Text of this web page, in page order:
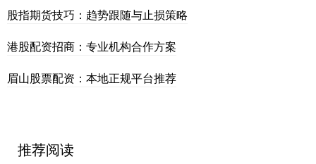
股指期货技巧：趋势跟随与止损策略
港股配资招商：专业机构合作方案
眉山股票配资：本地正规平台推荐
推荐阅读